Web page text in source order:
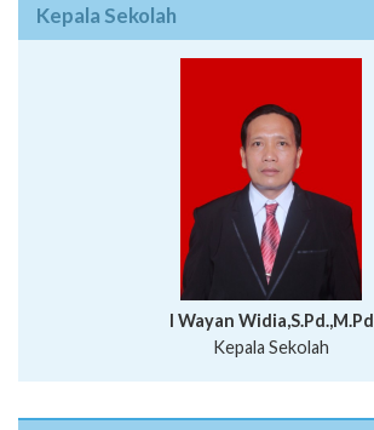
Kepala Sekolah
I Wayan Widia,S.Pd.,M.Pd
Kepala Sekolah